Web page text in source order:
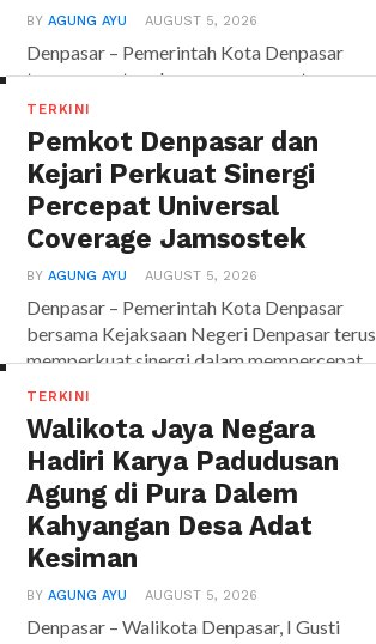
BYAGUNG AYU AUGUST 5, 2026
Denpasar – Pemerintah Kota Denpasar
terus mematangkan rencana penataan
wajah pusat kota sebagai upaya
menghadirkan kawasan...
TERKINI
Pemkot Denpasar dan
Kejari Perkuat Sinergi
Percepat Universal
Coverage Jamsostek
BYAGUNG AYU AUGUST 5, 2026
Denpasar – Pemerintah Kota Denpasar
bersama Kejaksaan Negeri Denpasar terus
memperkuat sinergi dalam mempercepat
terwujudnya Universal...
TERKINI
Walikota Jaya Negara
Hadiri Karya Padudusan
Agung di Pura Dalem
Kahyangan Desa Adat
Kesiman
BYAGUNG AYU AUGUST 5, 2026
Denpasar – Walikota Denpasar, I Gusti